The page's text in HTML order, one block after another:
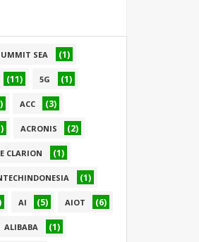
SEA (1)
(11) 5G (1)
ACC (3)
ACRONIS (2)
CLARION (1)
(1)
AI (5) AIOT (6)
ALIBABA (1)